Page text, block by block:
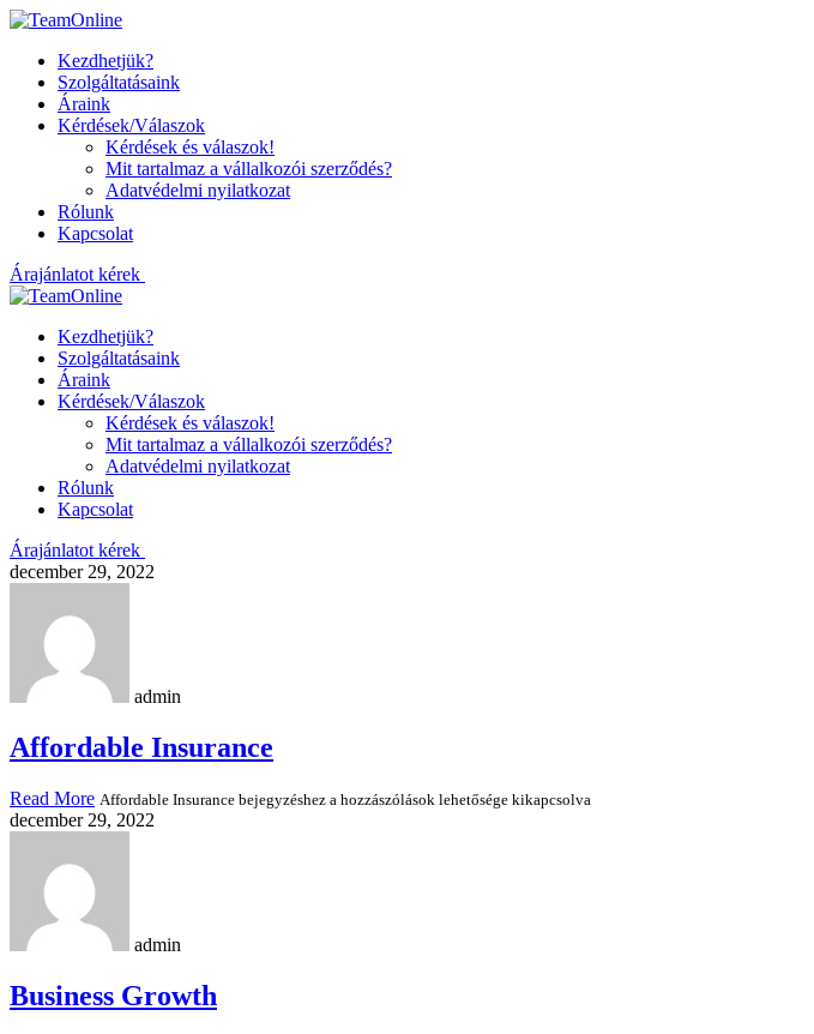
Kezdhetjük?
Szolgáltatásaink
Áraink
Kérdések/Válaszok
Kérdések és válaszok!
Mit tartalmaz a vállalkozói szerződés?
Adatvédelmi nyilatkozat
Rólunk
Kapcsolat
Árajánlatot kérek
Kezdhetjük?
Szolgáltatásaink
Áraink
Kérdések/Válaszok
Kérdések és válaszok!
Mit tartalmaz a vállalkozói szerződés?
Adatvédelmi nyilatkozat
Rólunk
Kapcsolat
Árajánlatot kérek
december 29, 2022
admin
Affordable Insurance
Read More Affordable Insurance bejegyzéshez a hozzászólások lehetősége kikapcsolva
december 29, 2022
admin
Business Growth